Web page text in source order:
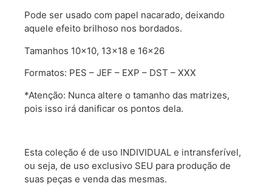
Pode ser usado com papel nacarado, deixando
aquele efeito brilhoso nos bordados.
Tamanhos 10×10, 13×18 e 16×26
Formatos: PES – JEF – EXP – DST – XXX
*Atenção: Nunca altere o tamanho das matrizes,
pois isso irá danificar os pontos dela.
Esta coleção é de uso INDIVIDUAL e intransferível,
ou seja, de uso exclusivo SEU para produção de
suas peças e venda das mesmas.